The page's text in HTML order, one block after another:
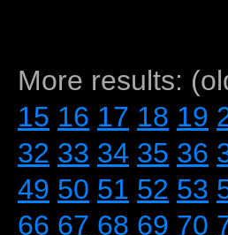
More results:
15 16 17 18 19
32 33 34 35 36
49 50 51 52 53
66 67 68 69 70